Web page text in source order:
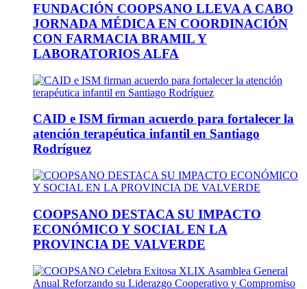
FUNDACIÓN COOPSANO LLEVA A CABO
JORNADA MÉDICA EN COORDINACIÓN
CON FARMACIA BRAMIL Y
LABORATORIOS ALFA
CAID e ISM firman acuerdo para fortalecer la
atención terapéutica infantil en Santiago
Rodríguez
COOPSANO DESTACA SU IMPACTO
ECONÓMICO Y SOCIAL EN LA
PROVINCIA DE VALVERDE